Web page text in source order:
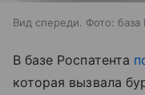
Вид спереди. Фото: база
В базе Роспатента
которая вызвала